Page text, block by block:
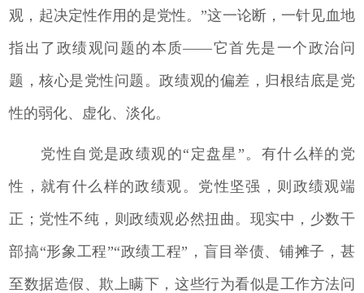
观，起决定性作用的是党性。”这一论断，一针见血地
指出了政绩观问题的本质——它首先是一个政治问
题，核心是党性问题。政绩观的偏差，归根结底是党
性的弱化、虚化、淡化。
党性自觉是政绩观的“定盘星”。有什么样的党
性，就有什么样的政绩观。党性坚强，则政绩观端
正；党性不纯，则政绩观必然扭曲。现实中，少数干
部搞“形象工程”“政绩工程”，盲目举债、铺摊子，甚
至数据造假、欺上瞒下，这些行为看似是工作方法问